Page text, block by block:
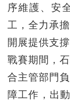
序維護、安
工，全力承
開展提供支
戰賽期間，
合主管部門
障工作，出